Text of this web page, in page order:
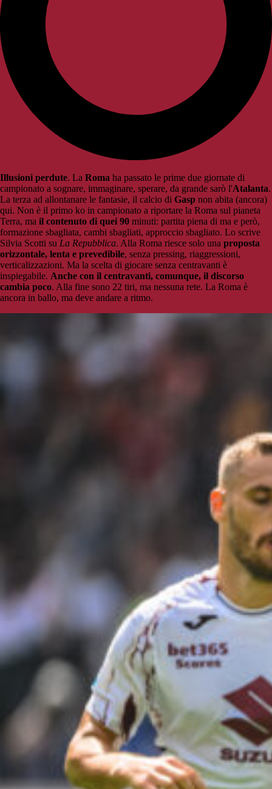
Illusioni perdute. La Roma ha passato le prime due giornate di
campionato a sognare, immaginare, sperare, da grande sarò l'Atalanta.
La terza ad allontanare le fantasie, il calcio di Gasp non abita (ancora)
qui. Non è il primo ko in campionato a riportare la Roma sul pianeta
Terra, ma il contenuto di quei 90 minuti: partita piena di ma e però,
formazione sbagliata, cambi sbagliati, approccio sbagliato. Lo scrive
Silvia Scotti su La Repubblica. Alla Roma riesce solo una proposta
orizzontale, lenta e prevedibile, senza pressing, riaggressioni,
verticalizzazioni. Ma la scelta di giocare senza centravanti è
inspiegabile. Anche con il centravanti, comunque, il discorso
cambia poco. Alla fine sono 22 tiri, ma nessuna rete. La Roma è
ancora in ballo, ma deve andare a ritmo.